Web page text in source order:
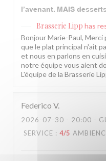
l’avenant. MAIS
Brasserie Lipp has
Bonjour Marie-Paul,
que le plat principal n'ait
et nous en parlons en
notre équipe vous aient
L'équipe de la Brasserie
Federico V
2026-07-30 - 20:00 -
SERVICE : 4/5